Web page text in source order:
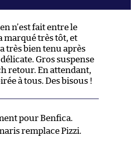
n’est fait entre le
marqué très tôt, et
très bien tenu après
Gros suspense
retour. En attendant,
à tous. Des bisous !
pour Benfica.
remplace Pizzi.